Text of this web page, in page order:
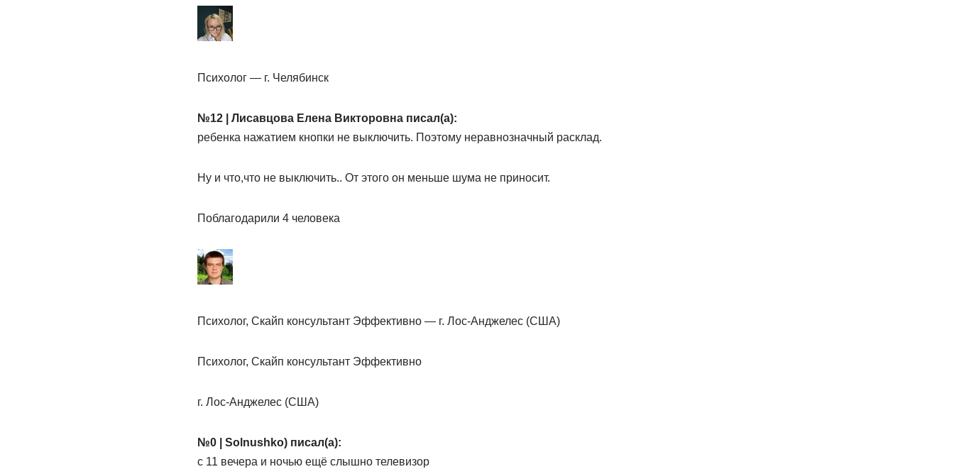
Психолог — г. Челябинск
№12 | Лисавцова Елена Викторовна писал(а):
ребенка нажатием кнопки не выключить. Поэтому неравнозначный расклад.
Ну и что,что не выключить.. От этого он меньше шума не приносит.
Поблагодарили 4 человека
Психолог, Скайп консультант Эффективно — г. Лос-Анджелес (США)
Психолог, Скайп консультант Эффективно
г. Лос-Анджелес (США)
№0 | Solnushko) писал(а):
с 11 вечера и ночью ещё слышно телевизор